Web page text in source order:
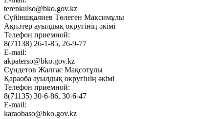
terenkulso@bko.gov.kz
Сүйіншқалиев Төлеген Максимұлы
Ақпәтер ауылдық округінің әкімі
Телефон приемной:
8(71138) 26-1-85, 26-9-77
E-mail:
akpaterso@bko.gov.kz
Сүндетов Жалғас Мақсотұлы
Қараоба ауылдық округінің әкімі
Телефон приемной:
8(71135) 30-6-86, 30-6-47
E-mail:
karaobaso@bko.gov.kz